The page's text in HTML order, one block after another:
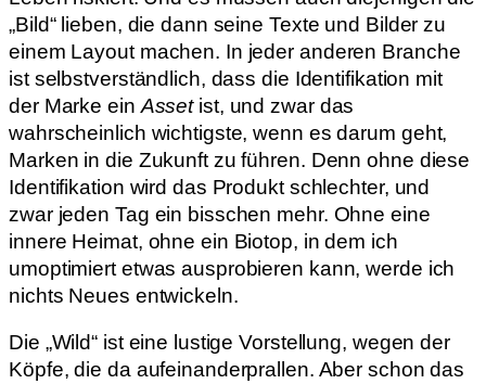
„Bild“ lieben, die dann seine Texte und Bilder zu
einem Layout machen. In jeder anderen Branche
ist selbstverständlich, dass die Identifikation mit
der Marke ein Assetist, und zwar das
wahrscheinlich wichtigste, wenn es darum geht,
Marken in die Zukunft zu führen. Denn ohne diese
Identifikation wird das Produkt schlechter, und
zwar jeden Tag ein bisschen mehr. Ohne eine
innere Heimat, ohne ein Biotop, in dem ich
umoptimiert etwas ausprobieren kann, werde ich
nichts Neues entwickeln.
Die „Wild“ ist eine lustige Vorstellung, wegen der
Köpfe, die da aufeinanderprallen. Aber schon das